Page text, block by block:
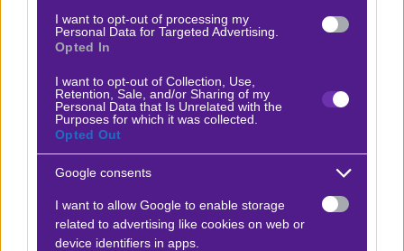
I want to opt-out of processing my
Personal Data for Targeted Advertising.
Opted In
I want to opt-out of Collection, Use,
Retention, Sale, and/or Sharing of my
Personal Data that Is Unrelated with the
Purposes for which it was collected.
Opted Out
Google consents
I want to allow Google to enable storage
related to advertising like cookies on web or
device identifiers in apps.
ποιότητας, ενέργειας και ταλέντου ανάμεσά τους. Η
Κρίσταλ Πάλας, ως ομάδα Premier League, έχει ένα
κράμα εμπειρίας, σκληράδας και καλής συνολικής
τεχνικής σε όλες τις ζώνες. Μοιάζει μια καλά
κουρδισμένη μηχανή. Ο Γκλάσνερ είναι πολύ
απαιτητικός προπονητής, τα θέλει όλα στην εντέλεια.
Και μέχρι στιγμής του βγαίνει.
Η Ράγιοσίγουρα δεν αποτελεί φωτοβολίδα.
Υπάρχει πολλή δουλεία στο background.